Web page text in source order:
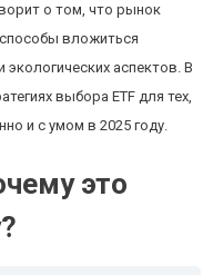
о том, что рынок
вложиться
экологических аспектов. В
выбора ETF для тех,
и с умом в 2025 году.
это